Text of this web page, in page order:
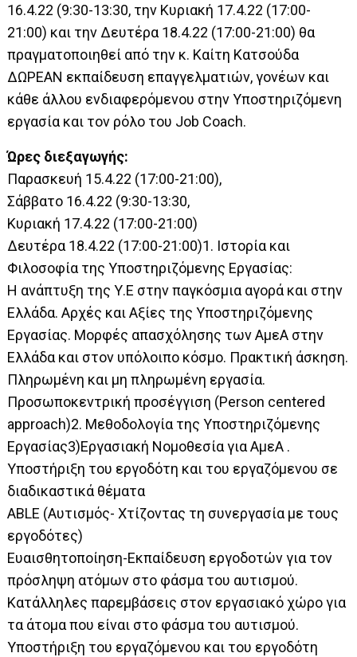
16.4.22 (9:30-13:30, την Κυριακή 17.4.22 (17:00-
21:00) και την Δευτέρα 18.4.22 (17:00-21:00) θα
πραγματοποιηθεί από την κ. Καίτη Κατσούδα
ΔΩΡΕΑΝ εκπαίδευση επαγγελματιών, γονέων και
κάθε άλλου ενδιαφερόμενου στην Υποστηριζόμενη
εργασία και τον ρόλο του Job Coach.
Ώρες διεξαγωγής:
Παρασκευή 15.4.22 (17:00-21:00),
Σάββατο 16.4.22 (9:30-13:30,
Κυριακή 17.4.22 (17:00-21:00)
Δευτέρα 18.4.22 (17:00-21:00)1. Ιστορία και
Φιλοσοφία της Υποστηριζόμενης Εργασίας:
Η ανάπτυξη της Υ.Ε στην παγκόσμια αγορά και στην
Ελλάδα. Αρχές και Αξίες της Υποστηριζόμενης
Εργασίας. Μορφές απασχόλησης των ΑμεΑ στην
Ελλάδα και στον υπόλοιπο κόσμο. Πρακτική άσκηση.
Πληρωμένη και μη πληρωμένη εργασία.
Προσωποκεντρική προσέγγιση (Person centered
approach)2. Μεθοδολογία της Υποστηριζόμενης
Εργασίας3)Εργασιακή Νομοθεσία για ΑμεΑ .
Υποστήριξη του εργοδότη και του εργαζόμενου σε
διαδικαστικά θέματα
ABLE (Αυτισμός- Χτίζοντας τη συνεργασία με τους
εργοδότες)
Ευαισθητοποίηση-Εκπαίδευση εργοδοτών για τον
πρόσληψη ατόμων στο φάσμα του αυτισμού.
Κατάλληλες παρεμβάσεις στον εργασιακό χώρο για
τα άτομα που είναι στο φάσμα του αυτισμού.
Υποστήριξη του εργαζόμενου και του εργοδότη